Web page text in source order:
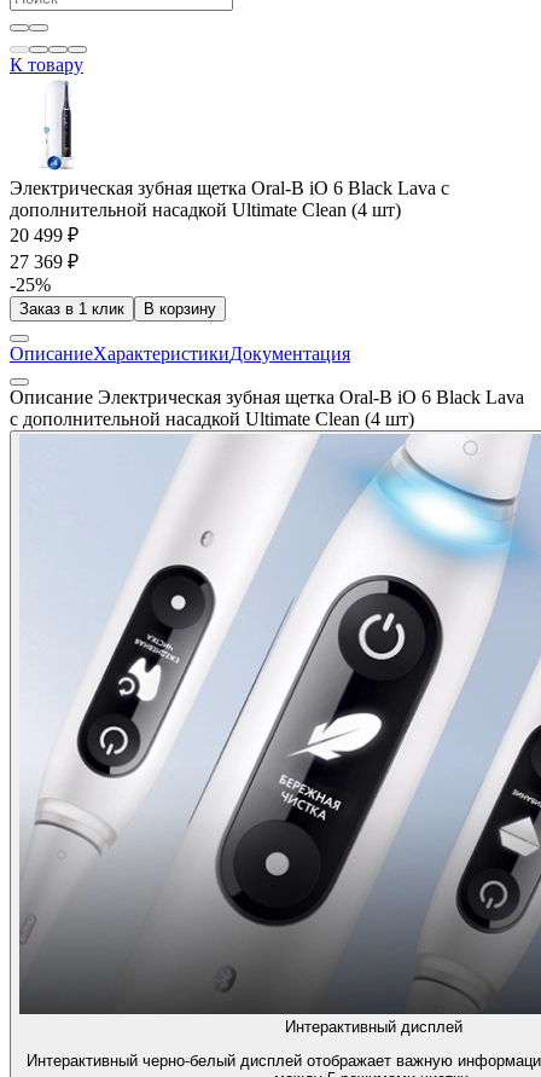
К товару
Электрическая зубная щетка Oral-B iO 6 Black Lava с
дополнительной насадкой Ultimate Clean (4 шт)
20 499 ₽
27 369 ₽
-25%
Заказ в 1 клик В корзину
ОписаниеХарактеристикиДокументация
Описание Электрическая зубная щетка Oral-B iO 6 Black Lava
с дополнительной насадкой Ultimate Clean (4 шт)
Интерактивный дисплей
Интерактивный черно-белый дисплей отображает важную